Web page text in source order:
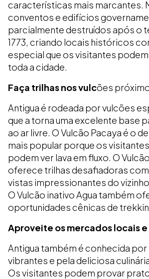
características mais marcantes.
conventos e edifícios
parcialmente destruídos após o
1773, criando locais históricos
especial que os visitantes
toda a cidade.
Faça trilhas nos vulcões
Antigua é rodeada por vulcões
que a torna uma excelente base
ao ar livre. O Vulcão Pacaya é o
mais popular porque os
podem ver lava em fluxo. O
oferece trilhas desafiadoras
vistas impressionantes do
O Vulcão inativo Agua também
oportunidades cênicas de
Aproveite os mercados locais e
Antigua também é conhecida
vibrantes e pela deliciosa
Os visitantes podem provar